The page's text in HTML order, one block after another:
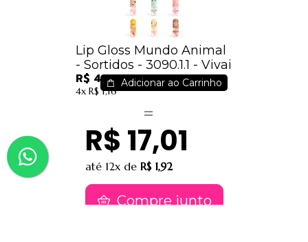
Lip Gloss Mundo Animal
- Sortidos - 3090.1.1 - Vivai
R$ 4,12
4x R$ 1,16
Adicionar ao Carrinho
R$ 17,01
até 12x de R$ 1,92
Compre junto